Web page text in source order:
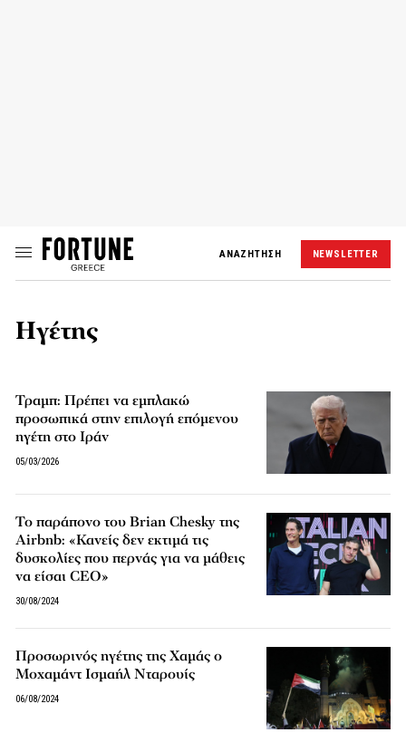
ΑΝΑΖΗΤΗΣΗ NEWSLETTER
Ηγέτης
Τραμπ: Πρέπει να εμπλακώ
προσωπικά στην επιλογή επόμενου
ηγέτη στο Ιράν
05/03/2026
Το παράπονο του Brian Chesky της
Airbnb: «Κανείς δεν εκτιμά τις
δυσκολίες που περνάς για να μάθεις
να είσαι CEO»
30/08/2024
Προσωρινός ηγέτης της Χαμάς ο
Μοχαμάντ Ισμαήλ Νταρουίς
06/08/2024